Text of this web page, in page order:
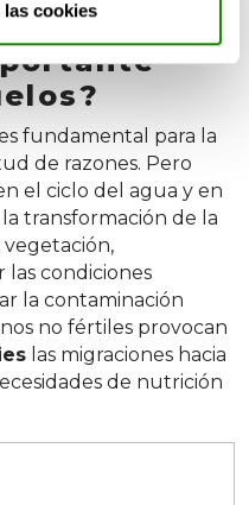
las cookies
fundamental para la
de razones. Pero
el ciclo del agua y en
transformación de la
condiciones
la contaminación
no fértiles provocan
las migraciones hacia
de nutrición